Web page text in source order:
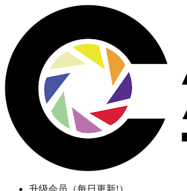
升级会员（每日更新!）